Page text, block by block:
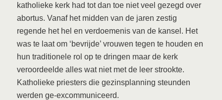
katholieke kerk had tot dan toe niet veel gezegd over
abortus. Vanaf het midden van de jaren zestig
regende het hel en verdoemenis van de kansel. Het
was te laat om ‘bevrijde’ vrouwen tegen te houden en
hun traditionele rol op te dringen maar de kerk
veroordeelde alles wat niet met de leer strookte.
Katholieke priesters die gezinsplanning steunden
werden ge-excommuniceerd.